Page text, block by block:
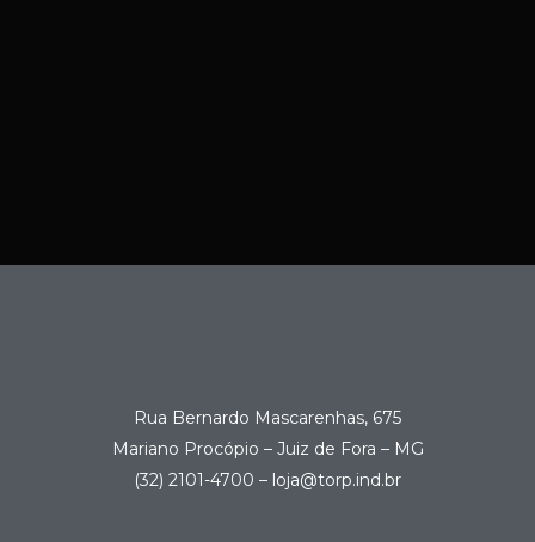
Rua Bernardo Mascarenhas, 675
Mariano Procópio – Juiz de Fora – MG
(32) 2101-4700 – loja@torp.ind.br